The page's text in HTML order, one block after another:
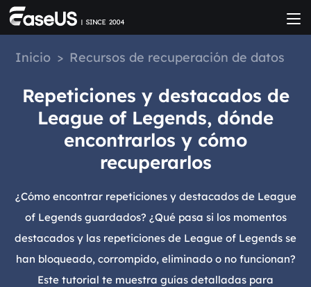
Inicio > Recursos de recuperación de datos
Repeticiones y destacados de
League of Legends, dónde
encontrarlos y cómo
recuperarlos
¿Cómo encontrar repeticiones y destacados de League
of Legends guardados? ¿Qué pasa si los momentos
destacados y las repeticiones de League of Legends se
han bloqueado, corrompido, eliminado o no funcionan?
Este tutorial te muestra guías detalladas para